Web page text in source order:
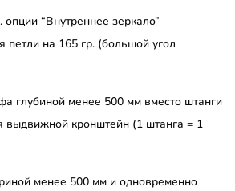
“Внутреннее зеркало”
петли на 165 гр. (большой угол
глубиной менее 500 мм вместо штанги
выдвижной кронштейн (1 штанга = 1
менее 500 мм и одновременно